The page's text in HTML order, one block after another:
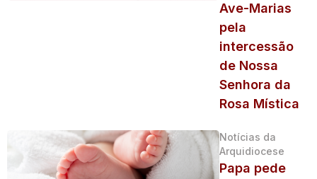
Ave-Marias
pela
intercessão
de Nossa
Senhora da
Rosa Mística
Notícias da
Arquidiocese
Papa pede